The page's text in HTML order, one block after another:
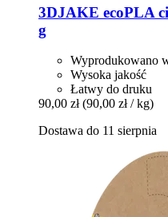
3DJAKE ecoPLA
g
Wyprodukowano
Wysoka jakość
Łatwy do druku
90,00 zł (90,00 zł / kg)
Dostawa do 11 sierpnia